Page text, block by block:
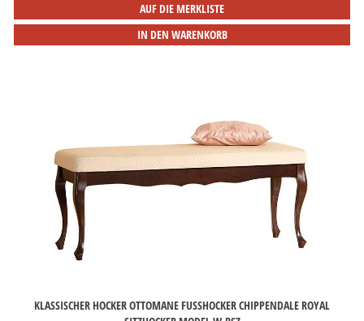
AUF DIE MERKLISTE
IN DEN WARENKORB
KLASSISCHER HOCKER OTTOMANE FUSSHOCKER CHIPPENDALE ROYAL S